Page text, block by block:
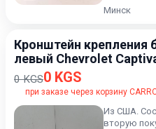
Минск
Кронштейн крепления
левый Chevrolet
[рестайлинг] 2011-2013
0 KGS0 KGS
при заказе через корзину
Из США.
вторую